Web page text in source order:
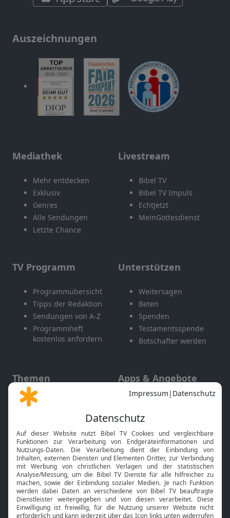
Auszeichnungen
Mediathek
Mehr entdecken
Exklusiv
Genres
Alle Sendungen
Letzte Chance
Livestream
Bibel TV
Bibel TV Impuls
EchtJetzt
MeinGottesdienst
TV Programm
Programmübersicht
Tipps der Redaktion
Sendungen von A-Z
Programmheft
kostenlos anfordern
Unterstützen
Weitersagen
Beten
Spenden
Testamentsspende
Botschafter werden
Themen
Gott und Bibel erklärt
Neuigkeiten
Apps & Angebote
Mobile App
Smart TV
HbbTV
Bibelthek Online-Bibel
Nächster Gottesdienst
Bibel TV Service